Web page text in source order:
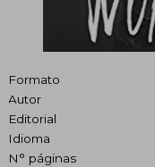
Formato
Autor
Editorial
Idioma
N° páginas